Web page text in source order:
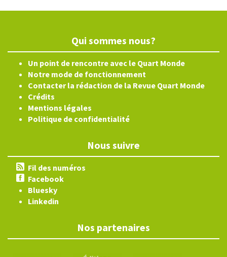
Qui sommes nous?
Un point de rencontre avec le Quart Monde
Notre mode de fonctionnement
Contacter la rédaction de la Revue Quart Monde
Crédits
Mentions légales
Politique de confidentialité
Nous suivre
Fil des numéros
Facebook
Bluesky
Linkedin
Nos partenaires